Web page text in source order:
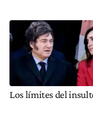
Los límites del